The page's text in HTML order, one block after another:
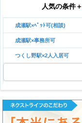
人気の条件＋
成瀬駅×ﾍﾟｯﾄ可(相談)
成瀬駅×事務所可
つくし野駅×2人入居可